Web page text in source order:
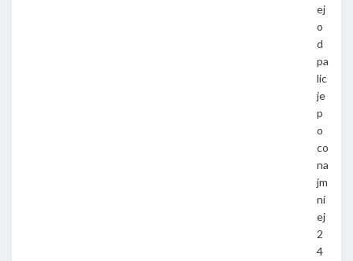
ej
o
d
pa
lic
je
p
o
co
na
jm
ni
ej
2
4